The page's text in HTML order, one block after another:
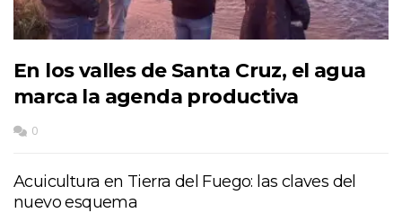
En los valles de Santa Cruz, el agua
marca la agenda productiva
0
Acuicultura en Tierra del Fuego: las claves del
nuevo esquema